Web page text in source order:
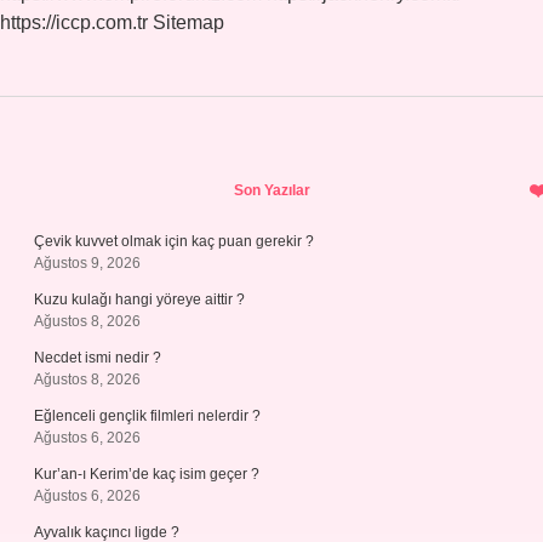
https://iccp.com.tr Sitemap
Son Yazılar
Çevik kuvvet olmak için kaç puan gerekir ?
Ağustos 9, 2026
Kuzu kulağı hangi yöreye aittir ?
Ağustos 8, 2026
Necdet ismi nedir ?
Ağustos 8, 2026
Eğlenceli gençlik filmleri nelerdir ?
Ağustos 6, 2026
Kur’an-ı Kerim’de kaç isim geçer ?
Ağustos 6, 2026
Ayvalık kaçıncı ligde ?